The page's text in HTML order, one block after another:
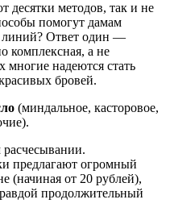
методов, так и не
помогут дамам
линий? Ответ один —
комплексная, а не
многие надеются стать
бровей.
(миндальное, касторовое,
предлагают огромный
(начиная от 20 рублей),
продолжительный